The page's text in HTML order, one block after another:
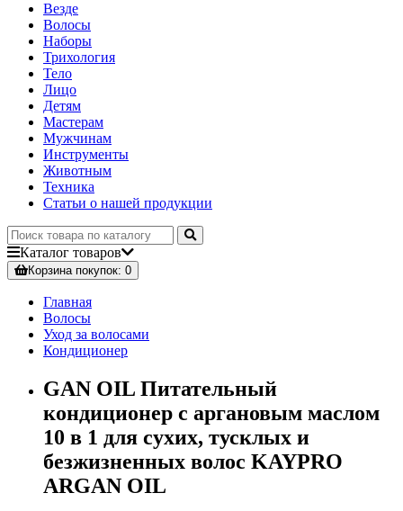
Везде
Волосы
Наборы
Трихология
Тело
Лицо
Детям
Мастерам
Мужчинам
Инструменты
Животным
Техника
Статьи о нашей продукции
Каталог товаров
Корзинапокупок: 0
Главная
Волосы
Уход за волосами
Кондиционер
GAN OIL Питательный
кондиционер с аргановым маслом
10 в 1 для сухих, тусклых и
безжизненных волос KAYPRO
ARGAN OIL